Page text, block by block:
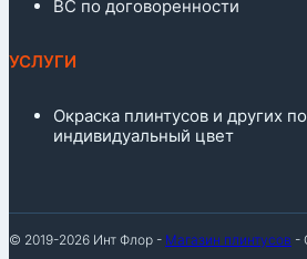
ВС по договоренности
УСЛУГИ
Окраска плинтусов и других
индивидуальный цвет
© 2019-2026 Инт Флор - Магазин плинтусов -